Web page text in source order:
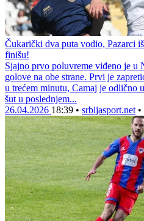
Čukarički dva puta vodio, Pazarci
finišu!
Sjajno prvo poluvreme viđeno je u
golove na obe strane. Prvi je
u trećem minutu, Camaj je odlično
šut u poslednjem...
26.04.2026 18:39 • srbijasport.net •